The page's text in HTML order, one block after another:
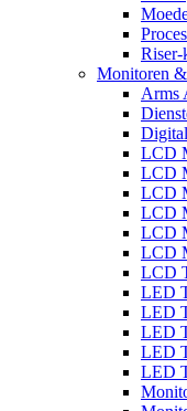
Riser-
Monitoren &
Arms
LCD
LCD
LCD
LCD
LCD
LCD
LCD
LED
LED
LED
LED
LED